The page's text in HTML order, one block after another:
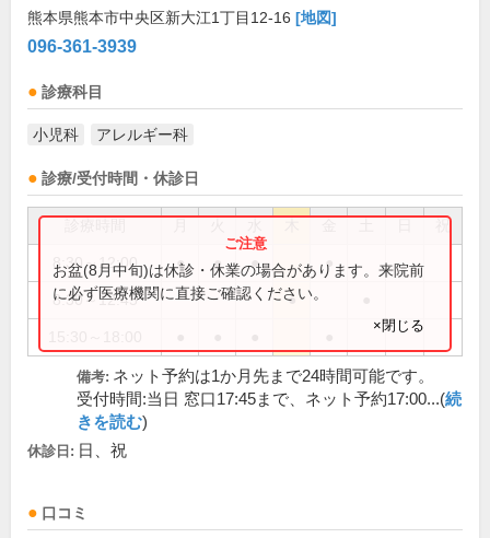
熊本県熊本市中央区新大江1丁目12-16 [地図]
096-361-3939
診療科目
小児科 アレルギー科
診療/受付時間・休診日
祝
8:30～12:00 ● ● ● ●
8:30～12:45 ●
お盆(8月中旬)は休診・休業の場合があります。来院前
に必ず医療機関に直接ご確認ください。
×閉じる
備考: ネット予約は1か月先まで24時間可能です。
受付時間:当日 窓口17:45まで、ネット予約17:00...(続
きを読む)
休診日: 日、祝
口コミ